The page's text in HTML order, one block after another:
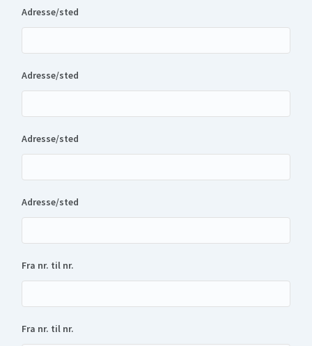
Adresse/sted
Adresse/sted
Adresse/sted
Adresse/sted
Fra nr. til nr.
Fra nr. til nr.